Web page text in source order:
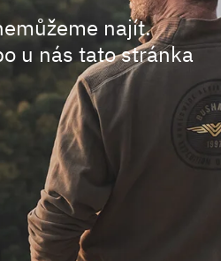
najít.
u nás tato stránka